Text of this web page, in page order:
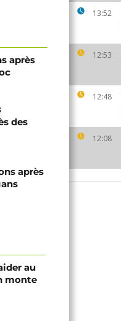
13:52
12:53
12:48
12:08
après
des
après
au
monte